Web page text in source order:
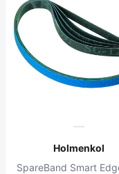
Holmenkol